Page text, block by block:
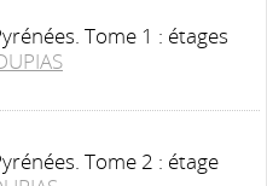
Tome 1 : étages
Tome 2 : étage